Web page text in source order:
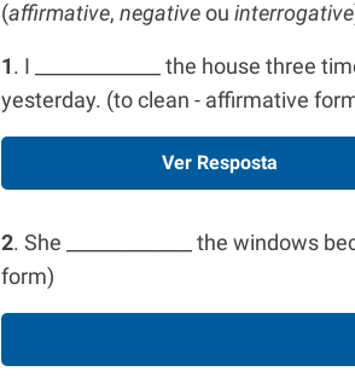
(affirmative, negative ou interrogative
1 . I _____________ the house three
yesterday. (to clean - affirmative
Ver Resposta
2. She _____________ the windows
form)